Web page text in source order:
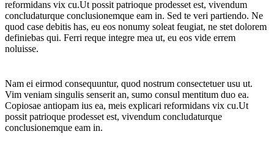
reformidans vix cu.Ut possit patrioque prodesset est, vivendum
concludaturque conclusionemque eam in. Sed te veri partiendo. Ne
quod case debitis has, eu eos nonumy soleat feugiat, ne stet dolorem
definiebas qui. Ferri reque integre mea ut, eu eos vide errem
noluisse.
Nam ei eirmod consequuntur, quod nostrum consectetuer usu ut.
Vim veniam singulis senserit an, sumo consul mentitum duo ea.
Copiosae antiopam ius ea, meis explicari reformidans vix cu.Ut
possit patrioque prodesset est, vivendum concludaturque
conclusionemque eam in.